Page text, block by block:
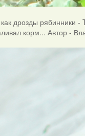
дрозды рябинники -
корм... Автор -